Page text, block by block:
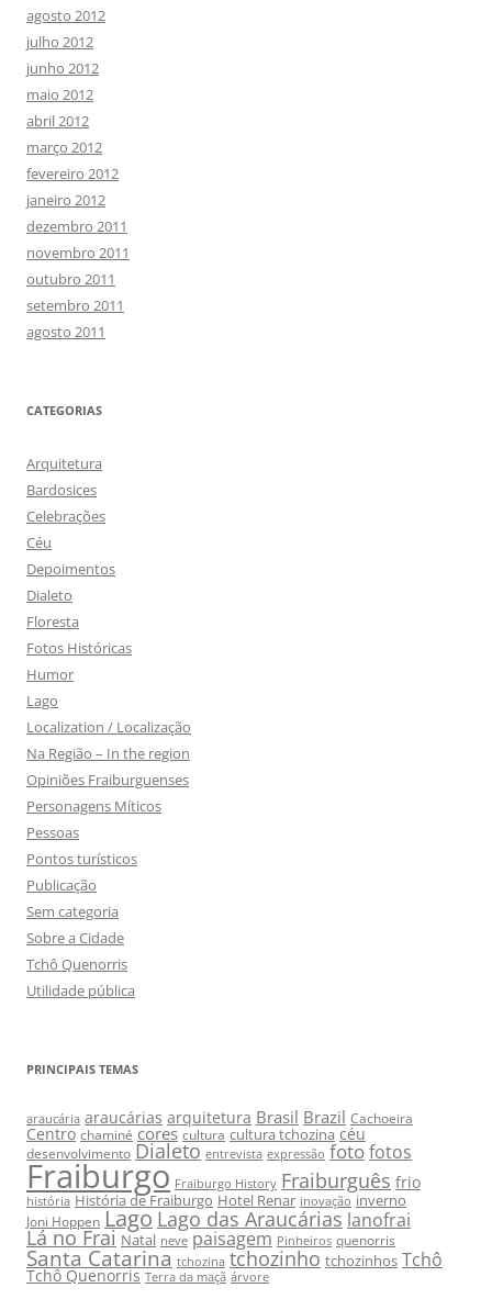
agosto 2012
julho 2012
junho 2012
maio 2012
abril 2012
março 2012
fevereiro 2012
janeiro 2012
dezembro 2011
novembro 2011
outubro 2011
setembro 2011
agosto 2011
CATEGORIAS
Arquitetura
Bardosices
Celebrações
Céu
Depoimentos
Dialeto
Floresta
Fotos Históricas
Humor
Lago
Localization / Localização
Na Região – In the region
Opiniões Fraiburguenses
Personagens Míticos
Pessoas
Pontos turísticos
Publicação
Sem categoria
Sobre a Cidade
Tchô Quenorris
Utilidade pública
PRINCIPAIS TEMAS
araucária araucárias arquitetura Brasil Brazil Cachoeira
Centro chaminé cores cultura cultura tchozina céu
desenvolvimento Dialeto entrevista expressão fotofotos
Fraiburgo Fraiburgo History Fraiburguês frio
história História de Fraiburgo Hotel Renar inovação inverno
Joni Hoppen Lago Lago das Araucárias lanofrai
Lá no Frai Natal neve paisagem Pinheiros quenorris
Santa Catarina tchozina tchozinho tchozinhos Tchô
Tchô Quenorris Terra da maçã árvore